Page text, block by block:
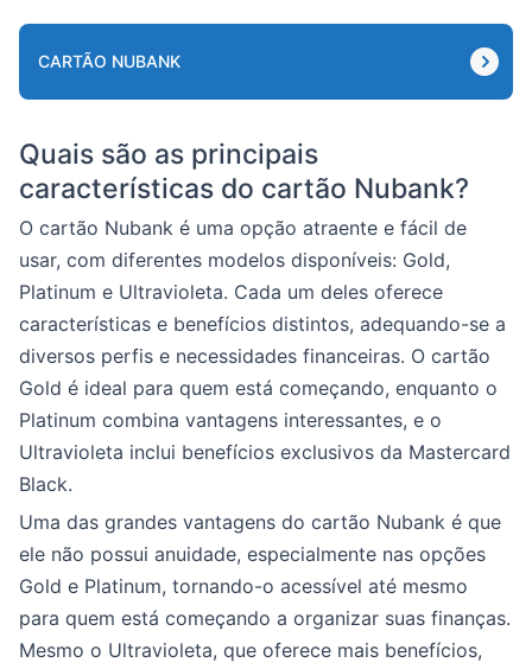
CARTÃO NUBANK
Quais são as principais
características do cartão Nubank?
O cartão Nubank é uma opção atraente e fácil de
usar, com diferentes modelos disponíveis: Gold,
Platinum e Ultravioleta. Cada um deles oferece
características e benefícios distintos, adequando-se a
diversos perfis e necessidades financeiras. O cartão
Gold é ideal para quem está começando, enquanto o
Platinum combina vantagens interessantes, e o
Ultravioleta inclui benefícios exclusivos da Mastercard
Black.
Uma das grandes vantagens do cartão Nubank é que
ele não possui anuidade, especialmente nas opções
Gold e Platinum, tornando-o acessível até mesmo
para quem está começando a organizar suas finanças.
Mesmo o Ultravioleta, que oferece mais benefícios,